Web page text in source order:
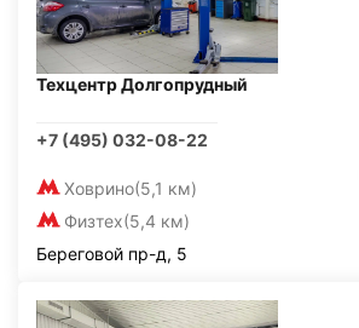
Техцентр Долгопрудный
+7 (495) 032-08-22
Ховрино(5,1 км)
Физтех(5,4 км)
Береговой пр-д, 5